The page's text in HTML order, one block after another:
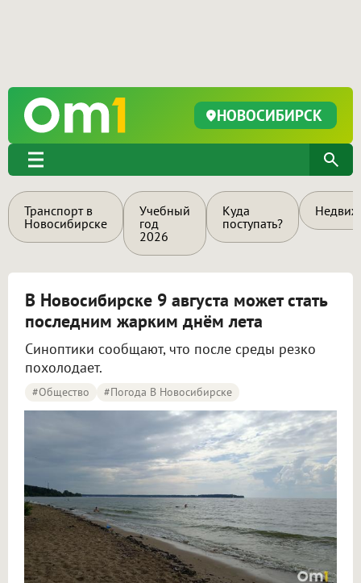
НОВОСИБИРСК
Транспорт в
Новосибирске
Учебный
год
2026
Куда
поступать?
В Новосибирске 9 августа может стать
последним жарким днём лета
Синоптики сообщают, что после среды резко
похолодает.
#Общество #Погода В Новосибирске